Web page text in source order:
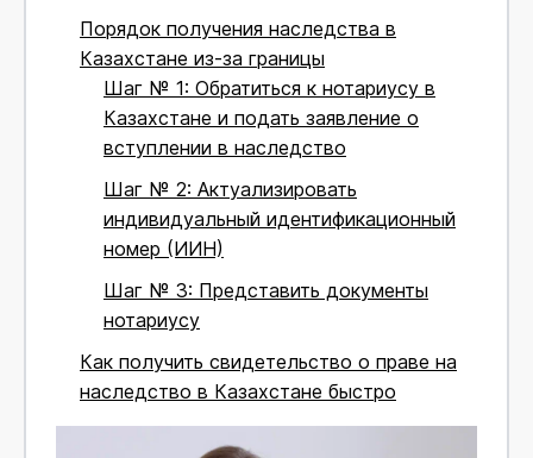
Порядок получения наследства в
Казахстане из-за границы
Шаг № 1: Обратиться к нотариусу в
Казахстане и подать заявление о
вступлении в наследство
Шаг № 2: Актуализировать
индивидуальный идентификационный
номер (ИИН)
Шаг № 3: Представить документы
нотариусу
Как получить свидетельство о праве на
наследство в Казахстане быстро